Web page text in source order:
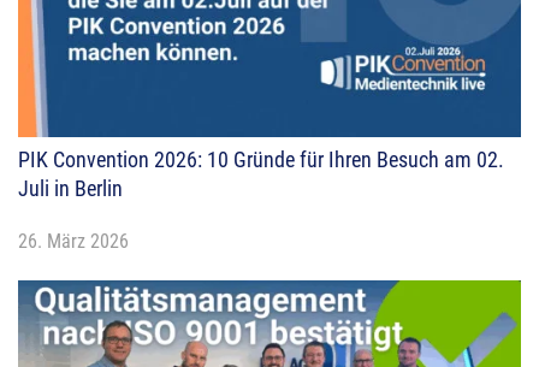
PIK Convention 2026: 10 Gründe für Ihren Besuch am 02.
Juli in Berlin
26. März 2026